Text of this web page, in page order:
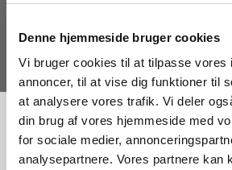
Denne hjemmeside bruger cookies
Vi bruger cookies til at tilpasse vores
annoncer, til at vise dig funktioner til
at analysere vores trafik. Vi deler
din brug af vores hjemmeside med
for sociale medier,
analysepartnere. Vores partnere kan
Erbjudande
FÅ 20 %